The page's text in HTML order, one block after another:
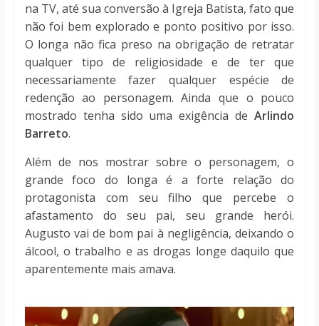
na TV, até sua conversão à Igreja Batista, fato que
não foi bem explorado e ponto positivo por isso.
O longa não fica preso na obrigação de retratar
qualquer tipo de religiosidade e de ter que
necessariamente fazer qualquer espécie de
redenção ao personagem. Ainda que o pouco
mostrado tenha sido uma exigência deArlindo
Barreto.
Além de nos mostrar sobre o personagem, o
grande foco do longa é a forte relação do
protagonista com seu filho que percebe o
afastamento do seu pai, seu grande herói.
Augusto vai de bom pai à negligência, deixando o
álcool, o trabalho e as drogas longe daquilo que
aparentemente mais amava.